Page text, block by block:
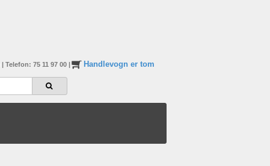
| Telefon: 75 11 97 00 | Handlevogn er tom